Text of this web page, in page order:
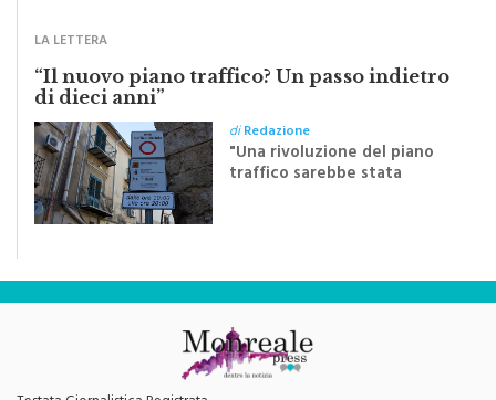
“Il nuovo piano traffico? Un passo indietro
di dieci anni”
"Una rivoluzione del piano
traffico sarebbe stata
efficace se preceduta da
una rivoluzione culturale"
Testata Giornalistica Registrata